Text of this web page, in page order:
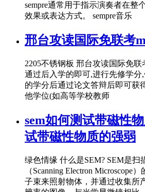
sempre通常用于指示演奏者在整
效果或表达方式。 sempre音乐
邢台攻读国际免联考
2205不锈钢板 邢台攻读国际免联
通过后入学的即可,进行先修学分
的学分后通过论文答辩后即可获
他学位(如高等学校教师
sem如何测试带磁性
试带磁性物质的强弱
绿色情缘 什么是SEM? SEM是扫
（Scanning Electron Microscope
子束来照射物体，并通过收集所